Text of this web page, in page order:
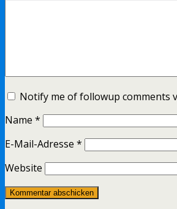
Notify me of followup comments
Name *
E-Mail-Adresse *
Website